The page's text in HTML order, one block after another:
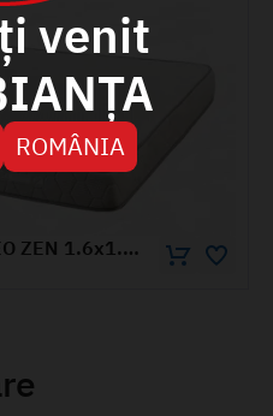
ortopedica SOMNEO ZEN
venit
ROMÂNIA